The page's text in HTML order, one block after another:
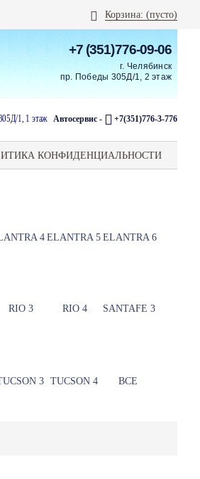
Корзина: (пусто)
+7 (351)776-09-06
г. Челябинск
пр. Победы 305Д/1, 2 этаж
1, 1 этаж Автосервис - +7(351)776-3-776
КОНФИДЕНЦИАЛЬНОСТИ
4ELANTRA 5ELANTRA 6
RIO 3 RIO 4 SANTAFE 3
3 TUCSON 4 ВСЕ